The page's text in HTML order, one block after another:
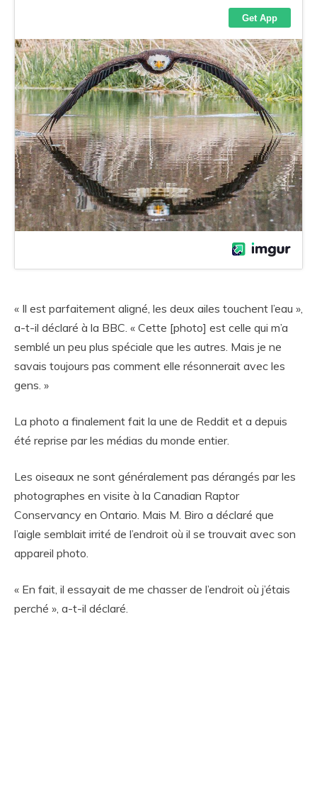
« Il est parfaitement aligné, les deux ailes touchent l’eau »,
a-t-il déclaré à la BBC. « Cette [photo] est celle qui m’a
semblé un peu plus spéciale que les autres. Mais je ne
savais toujours pas comment elle résonnerait avec les
gens. »
La photo a finalement fait la une de Reddit et a depuis
été reprise par les médias du monde entier.
Les oiseaux ne sont généralement pas dérangés par les
photographes en visite à la Canadian Raptor
Conservancy en Ontario. Mais M. Biro a déclaré que
l’aigle semblait irrité de l’endroit où il se trouvait avec son
appareil photo.
« En fait, il essayait de me chasser de l’endroit où j’étais
perché », a-t-il déclaré.